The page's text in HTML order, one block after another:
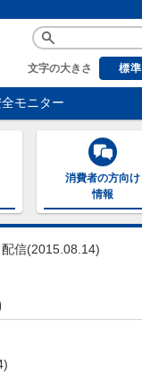
文字の大きさ 標準
モニター
消費者の方向け
情報
信(2015.08.14)